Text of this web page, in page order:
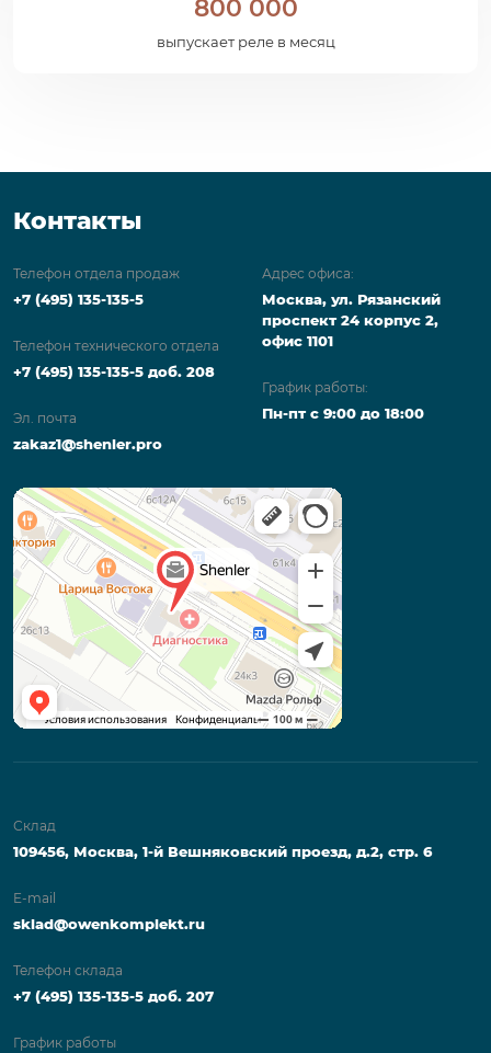
800 000
выпускает реле в месяц
Контакты
Телефон отдела продаж
+7 (495) 135-135-5
Телефон технического отдела
+7 (495) 135-135-5 доб. 208
Эл. почта
zakaz1@shenler.pro
Адрес офиса:
Москва, ул. Рязанский
проспект 24 корпус 2,
офис 1101
График работы:
Пн-пт с 9:00 до 18:00
Склад
109456, Москва, 1-й Вешняковский проезд, д.2, стр. 6
E-mail
sklad@owenkomplekt.ru
Телефон склада
+7 (495) 135-135-5 доб. 207
График работы